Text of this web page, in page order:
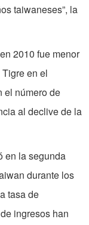
taiwaneses”, la
2010 fue menor
en el
el número de
al declive de la
en la segunda
durante los
tasa de
ingresos han